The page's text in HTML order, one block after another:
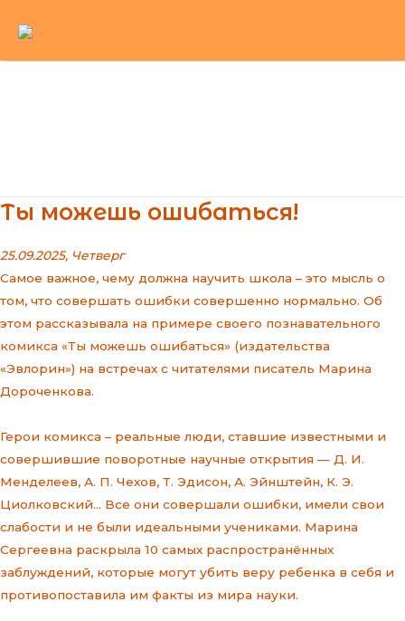
Ты можешь ошибаться!
25.09.2025, Четверг
Самое важное, чему должна научить школа – это мысль о
том, что совершать ошибки совершенно нормально. Об
этом рассказывала на примере своего познавательного
комикса «Ты можешь ошибаться» (издательства
«Эвлорин») на встречах с читателями писатель Марина
Дороченкова.
Герои комикса – реальные люди, ставшие известными и
совершившие поворотные научные открытия — Д. И.
Менделеев, А. П. Чехов, Т. Эдисон, А. Эйнштейн, К. Э.
Циолковский… Все они совершали ошибки, имели свои
слабости и не были идеальными учениками. Марина
Сергеевна раскрыла 10 самых распространённых
заблуждений, которые могут убить веру ребенка в себя и
противопоставила им факты из мира науки.